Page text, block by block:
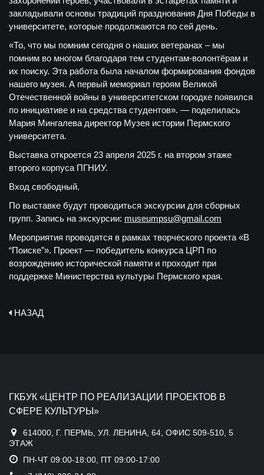
закладывали основы традиций празднования Дня Победы в
университете, которые продолжаются по сей день.
«То, что мы помним сегодня о наших ветеранах – мы
помним во многом благодаря тем студентам-волонтёрам и
их поиску. Эта работа была началом формирования фондов
нашего музея. А первый мемориал героям Великой
Отечественной войны в университетском городке появился
по инициативе и на средства студентов». — поделилась
Мария Мингалева директор Музея истории Пермского
университета.
Выставка откроется 23 апреля 2025 г. на втором этаже
второго корпуса ПГНИУ.
Вход свободный.
По выставке будут проводиться экскурсии для сборных
групп. Запись на экскурсии: museumpsu@gmail.com
Мероприятия проводятся в рамках творческого проекта «В
“Поиске”». Проект — победитель конкурса ЦРП по
возрождению исторической памяти и проходит при
поддержке Министерства культуры Пермского края.
НАЗАД
ГКБУК «ЦЕНТР ПО РЕАЛИЗАЦИИ ПРОЕКТОВ В
СФЕРЕ КУЛЬТУРЫ»
614000, Г. ПЕРМЬ, УЛ. ЛЕНИНА, 64, ОФИС 509-510, 5
ЭТАЖ
ПН-ЧТ 09:00-18:00, ПТ 09:00-17:00